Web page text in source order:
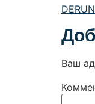
Ваш